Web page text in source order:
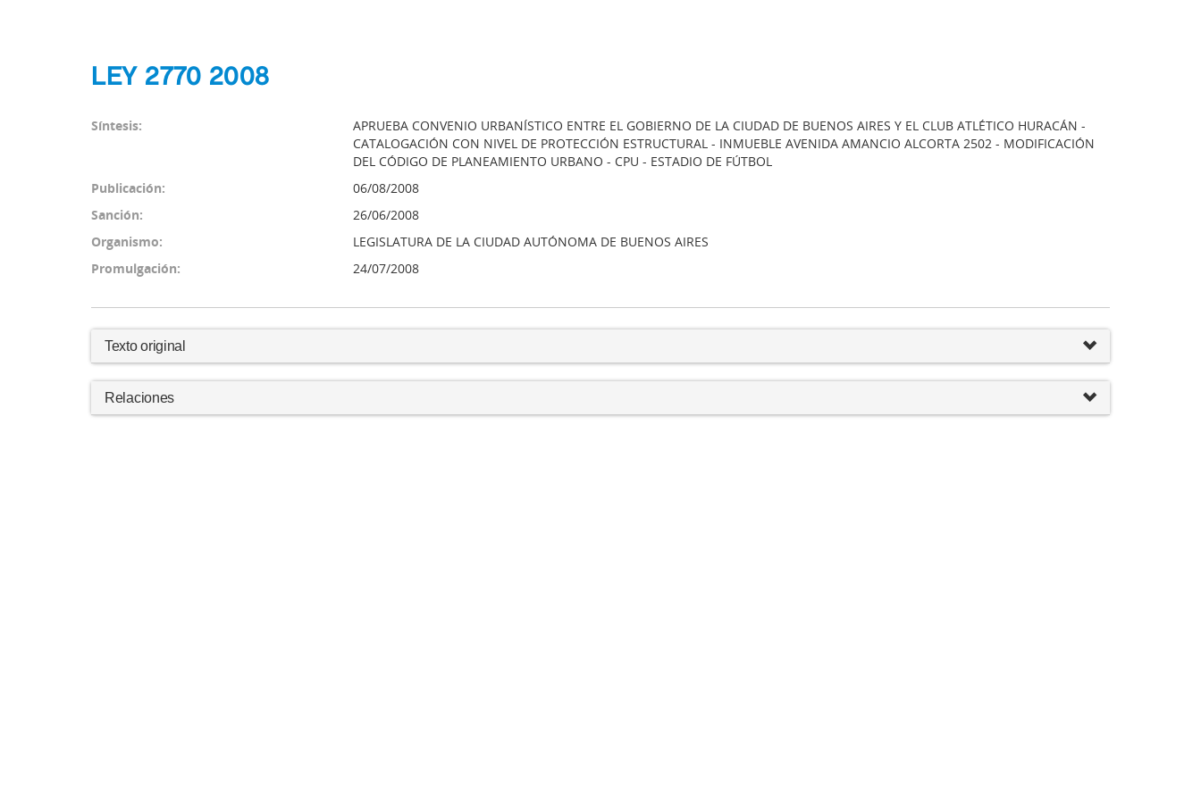
LEY 2770 2008
Síntesis:
APRUEBA CONVENIO URBANÍSTICO ENTRE EL GOBIERNO DE LA CIUDAD DE BUENOS AIRES Y EL CLUB ATLÉTICO HURACÁN -
CATALOGACIÓN CON NIVEL DE PROTECCIÓN ESTRUCTURAL - INMUEBLE AVENIDA AMANCIO ALCORTA 2502 - MODIFICACIÓN
DEL CÓDIGO DE PLANEAMIENTO URBANO - CPU - ESTADIO DE FÚTBOL
Publicación:
06/08/2008
Sanción:
26/06/2008
Organismo:
LEGISLATURA DE LA CIUDAD AUTÓNOMA DE BUENOS AIRES
Promulgación:
24/07/2008
Texto original
Relaciones